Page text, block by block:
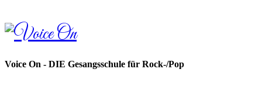
Voice
On
Voice On - DIE Gesangsschule für Rock-/Pop